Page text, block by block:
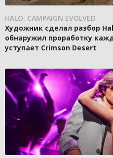
HALO: CAMPAIGN EVOLVED
Художник сделал разбор
обнаружил проработку
уступает Crimson Desert